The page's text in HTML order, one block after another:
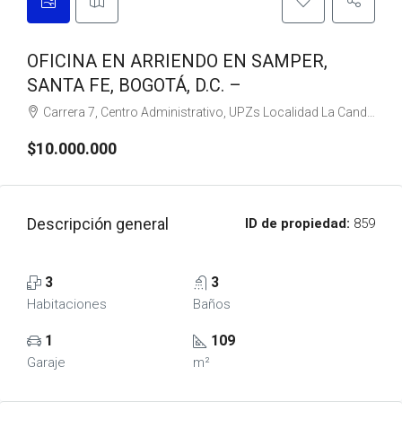
OFICINA EN ARRIENDO EN SAMPER,
SANTA FE, BOGOTÁ, D.C. –
Carrera 7, Centro Administrativo, UPZs Localidad La Candelaria, Bogotá, Bogotá, Distrito Capital, RAP (Especial) Central, 111711, Colombia
$10.000.000
Descripción general ID de propiedad: 859
3
Habitaciones
3
Baños
1
Garaje
109
m²